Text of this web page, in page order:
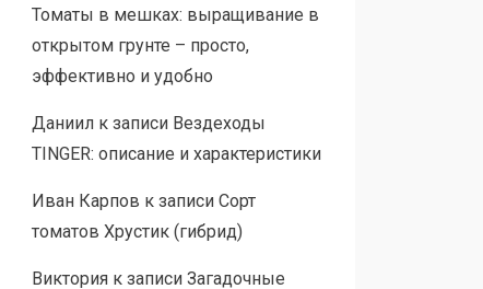
Томаты в мешках: выращивание в
открытом грунте – просто,
эффективно и удобно
Даниилк записи Вездеходы
TINGER: описание и характеристики
Иван Карпов к записи Сорт
томатов Хрустик (гибрид)
Викторияк записи Загадочные